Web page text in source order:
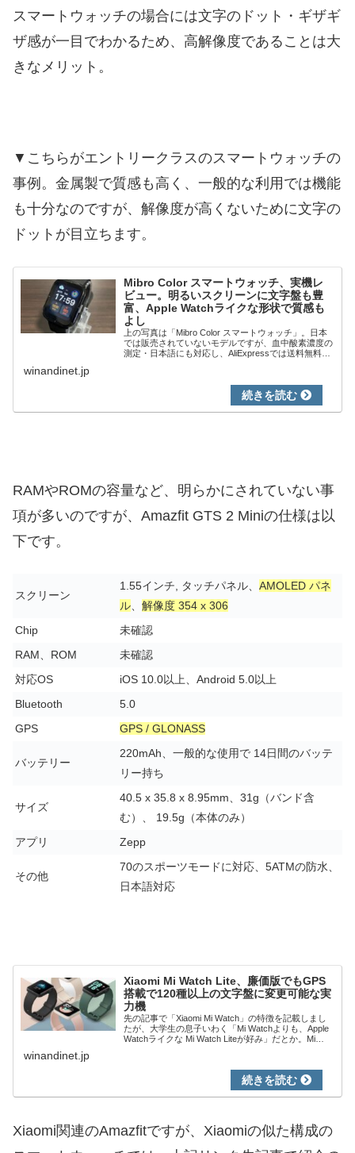
スマートウォッチの場合には文字のドット・ギザギ
ザ感が一目でわかるため、高解像度であることは大
きなメリット。
▼こちらがエントリークラスのスマートウォッチの
事例。金属製で質感も高く、一般的な利用では機能
も十分なのですが、解像度が高くないために文字の
ドットが目立ちます。
Mibro Color スマートウォッチ、実機レ
ビュー。明るいスクリーンに文字盤も豊
富、Apple Watchライクな形状で質感も
よし
上の写真は「Mibro Color スマートウォッチ」。日本
では販売されていないモデルですが、血中酸素濃度の
測定・日本語にも対応し、AliExpressでは送料無料の
winandinet.jp
RAMやROMの容量など、明らかにされていない事
項が多いのですが、Amazfit GTS 2 Miniの仕様は以
下です。
スクリーン
1.55インチ, タッチパネル、 AMOLED パネ
ル
解像度 354 x 306
Chip
未確認
RAM、ROM
未確認
対応OS
iOS 10.0以上、Android 5.0以上
Bluetooth
5.0
GPS
GPS / GLONASS
バッテリー
220mAh、一般的な使用で 14日間のバッテ
リー持ち
サイズ
40.5 x 35.8 x 8.95mm、31g（バンド含
む）、 19.5g（本体のみ）
アプリ
Zepp
その他
70のスポーツモードに対応、5ATMの防水、
日本語対応
Xiaomi Mi Watch Lite、廉価版でもGPS
搭載で120種以上の文字盤に変更可能な実
力機
先の記事で「Xiaomi Mi Watch」の特徴を記載しまし
たが、大学生の息子いわく「Mi Watchよりも、Apple
Watchライクな Mi Watch Liteが好み」だとか。Mi
winandinet.jp
Xiaomi関連のAmazfitですが、Xiaomiの似た構成の